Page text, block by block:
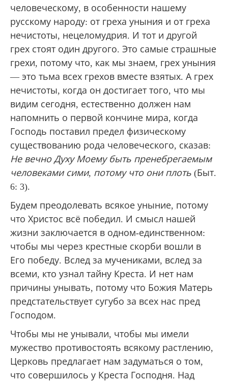
человеческому, в особенности нашему
русскому народу: от греха уныния и от греха
нечистоты, нецеломудрия. И тот и другой
грех стоят один другого. Это самые страшные
грехи, потому что, как мы знаем, грех уныния
— это тьма всех грехов вместе взятых. А грех
нечистоты, когда он достигает того, что мы
видим сегодня, естественно должен нам
напомнить о первой кончине мира, когда
Господь поставил предел физическому
существованию рода человеческого, сказав:
Не вечно Духу Моему быть пренебрегаемым
человеками сими, потому что они плоть (Быт.
6: 3).
Будем преодолевать всякое уныние, потому
что Христос всё победил. И смысл нашей
жизни заключается в одном-единственном:
чтобы мы через крестные скорби вошли в
Его победу. Вслед за мучениками, вслед за
всеми, кто узнал тайну Креста. И нет нам
причины унывать, потому что Божия Матерь
предстательствует сугубо за всех нас пред
Господом.
Чтобы мы не унывали, чтобы мы имели
мужество противостоять всякому растлению,
Церковь предлагает нам задуматься о том,
что совершилось у Креста Господня. Над